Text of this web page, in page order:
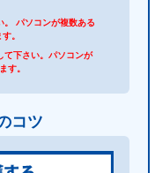
パソコンが複数ある
。
下さい。パソコンが
す。
コツ